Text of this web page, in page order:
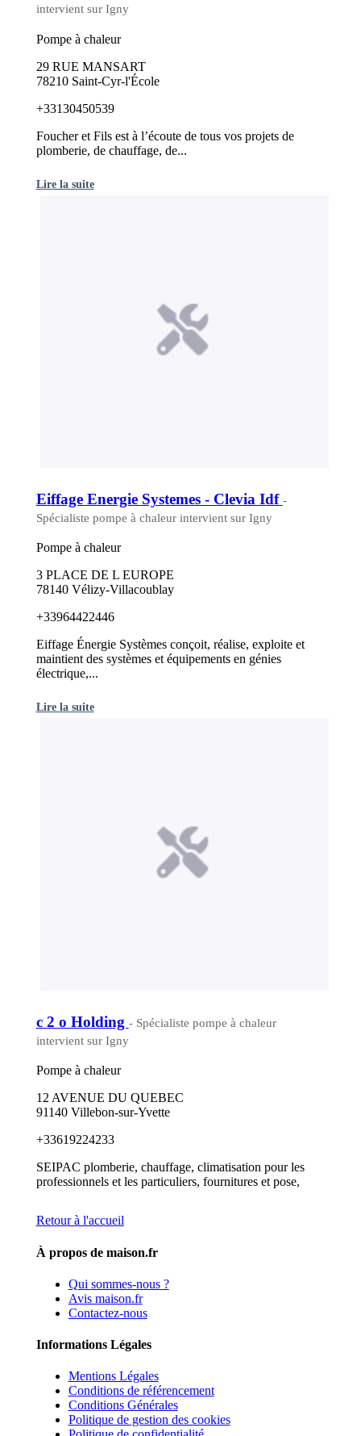
intervient sur Igny
Pompe à chaleur
29 RUE MANSART
78210 Saint-Cyr-l'École
+33130450539
Foucher et Fils est à l’écoute de tous vos projets de
plomberie, de chauffage, de...
Lire la suite
Eiffage Energie Systemes - Clevia Idf -
Spécialiste pompe à chaleur intervient sur Igny
Pompe à chaleur
3 PLACE DE L EUROPE
78140 Vélizy-Villacoublay
+33964422446
Eiffage Énergie Systèmes conçoit, réalise, exploite et
maintient des systèmes et équipements en génies
électrique,...
Lire la suite
c 2 o Holding - Spécialiste pompe à chaleur
intervient sur Igny
Pompe à chaleur
12 AVENUE DU QUEBEC
91140 Villebon-sur-Yvette
+33619224233
SEIPAC plomberie, chauffage, climatisation pour les
professionnels et les particuliers, fournitures et pose,
Retour à l'accueil
À propos de maison.fr
Qui sommes-nous ?
Avis maison.fr
Contactez-nous
Informations Légales
Mentions Légales
Conditions de référencement
Conditions Générales
Politique de gestion des cookies